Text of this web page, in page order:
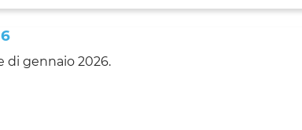
di gennaio 2026.